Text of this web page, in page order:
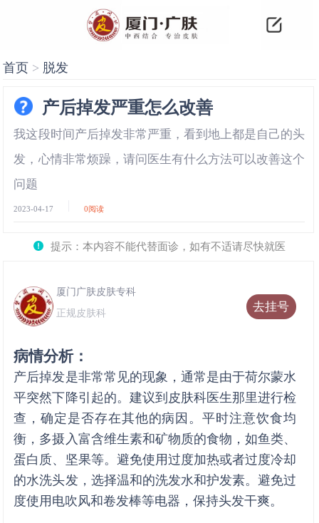
首页 > 脱发
产后掉发严重怎么改善
我这段时间产后掉发非常严重，看到地上都是自己的头
发，心情非常烦躁，请问医生有什么方法可以改善这个
问题
2023-04-17 0阅读
提示：本内容不能代替面诊，如有不适请尽快就医
去挂号
厦门广肤皮肤专科
正规皮肤科
病情分析：
产后掉发是非常常见的现象，通常是由于荷尔蒙水
平突然下降引起的。建议到皮肤科医生那里进行检
查，确定是否存在其他的病因。平时注意饮食均
衡，多摄入富含维生素和矿物质的食物，如鱼类、
蛋白质、坚果等。避免使用过度加热或者过度冷却
的水洗头发，选择温和的洗发水和护发素。避免过
度使用电吹风和卷发棒等电器，保持头发干爽。